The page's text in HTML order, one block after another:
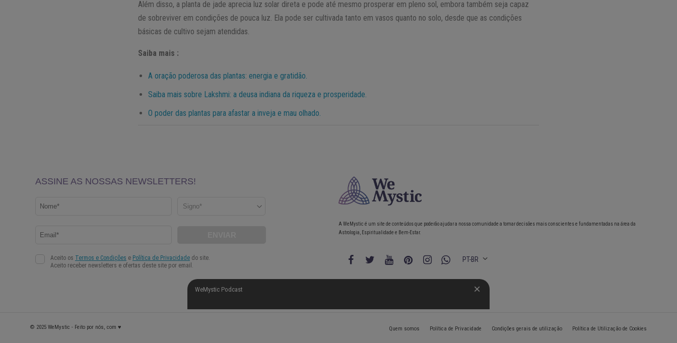
Além disso, a planta de jade aprecia luz solar direta e pode até mesmo prosperar em pleno sol, embora também seja capaz
de sobreviver em condições de pouca luz. Ela pode ser cultivada tanto em vasos quanto no solo, desde que as condições
básicas de cultivo sejam atendidas.
Saiba mais :
A oração poderosa das plantas: energia e gratidão.
Saiba mais sobre Lakshmi: a deusa indiana da riqueza e prosperidade.
O poder das plantas para afastar a inveja e mau olhado.
A WeMystic é um site de conteúdos que poderão ajudar a nossa comunidade a tomar decisões mais conscientes e fundamentadas na área da
Astrologia, Espiritualidade e Bem-Estar.
PT-BR
WeMystic Podcast
Quem somos Política de Privacidade Condições gerais de utilização Política de Utilização de Cookies
© 2025 WeMystic - Feito por nós, com ♥